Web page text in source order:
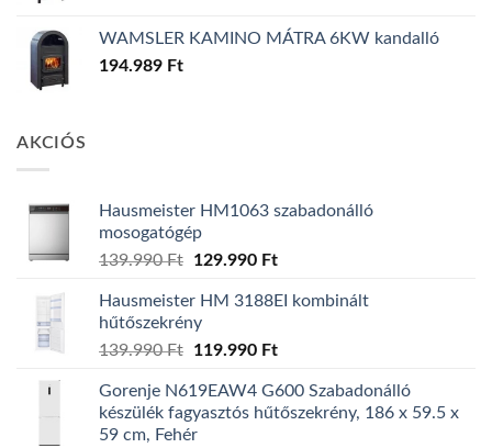
WAMSLER KAMINO MÁTRA 6KW kandalló
194.989 Ft
AKCIÓS
Hausmeister HM1063 szabadonálló
mosogatógép
139.990Ft
Original
was:
139.990 Ft.
129.990 FtCurrent
is:
Hausmeister HM 3188EI kombinált
hűtőszekrény
139.990Ft
Original
was:
139.990 Ft.
119.990 FtCurrent
is:
119.990 Ft.
Gorenje N619EAW4 G600 Szabadonálló
készülék fagyasztós hűtőszekrény, 186 x 59.5 x
59 cm, Fehér